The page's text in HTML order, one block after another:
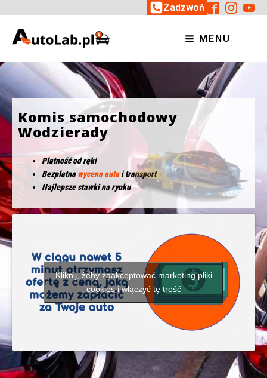
Zadzwoń
MENU
Komis samochodowy
Wodzierady
Płatność od ręki
Bezpłatnawycena autai transport
Najlepsze stawki na rynku
Kliknij, żeby zaakceptować marketing pliki
cookies i włączyć tę treść